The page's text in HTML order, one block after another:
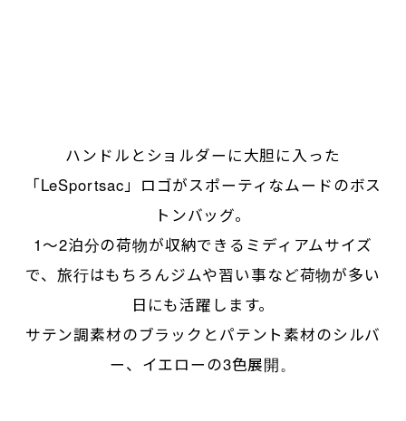
ハンドルとショルダーに大胆に入った
「LeSportsac」ロゴがスポーティなムードのボス
トンバッグ。
1～2泊分の荷物が収納できるミディアムサイズ
で、旅行はもちろんジムや習い事など荷物が多い
日にも活躍します。
サテン調素材のブラックとパテント素材のシルバ
ー、イエローの3色展開。